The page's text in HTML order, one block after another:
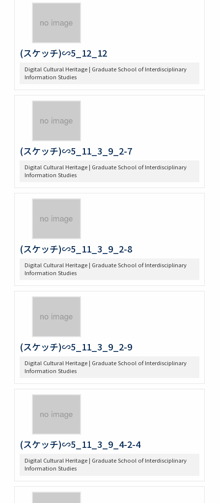
(スケッチ)∽5_12_12
Digital Cultural Heritage | Graduate School of Interdisciplinary
Information Studies
(スケッチ)∽5_11_3_9_2-7
Digital Cultural Heritage | Graduate School of Interdisciplinary
Information Studies
(スケッチ)∽5_11_3_9_2-8
Digital Cultural Heritage | Graduate School of Interdisciplinary
Information Studies
(スケッチ)∽5_11_3_9_2-9
Digital Cultural Heritage | Graduate School of Interdisciplinary
Information Studies
(スケッチ)∽5_11_3_9_4-2-4
Digital Cultural Heritage | Graduate School of Interdisciplinary
Information Studies